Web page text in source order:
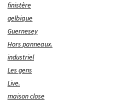
finistère
gelbique
Guernesey
Hors panneaux.
industriel
Les gens
Live.
maison close